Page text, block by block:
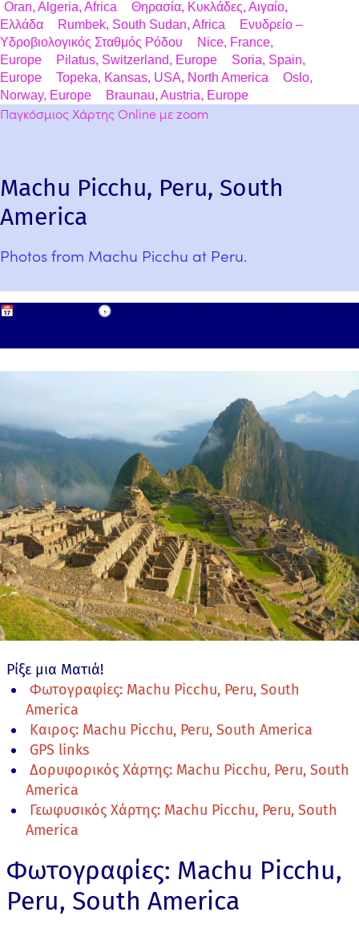
Oran, Algeria, Africa
Θηρασία, Κυκλάδες, Αιγαίο,
Ελλάδα
Rumbek, South Sudan, Africa
Ενυδρείο –
Υδροβιολογικός Σταθμός Ρόδου
Nice, France,
Europe
Pilatus, Switzerland, Europe
Soria, Spain,
Europe
Topeka, Kansas, USA, North America
Oslo,
Norway, Europe
Braunau, Austria, Europe
Παγκόσμιος Χάρτης Online με zoom
Machu Picchu, Peru, South
America
Photos from Machu Picchu at Peru.
📅 🕟
Ρίξε μια Ματιά!
Φωτογραφίες: Machu Picchu, Peru, South
America
Καιρος: Machu Picchu, Peru, South America
GPS links
Δορυφορικός Χάρτης: Machu Picchu, Peru, South
America
Γεωφυσικός Χάρτης: Machu Picchu, Peru, South
America
Φωτογραφίες: Machu Picchu,
Peru, South America